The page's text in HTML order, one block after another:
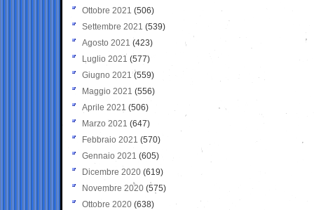
Ottobre 2021 (506)
Settembre 2021 (539)
Agosto 2021 (423)
Luglio 2021 (577)
Giugno 2021(559)
Maggio 2021 (556)
Aprile 2021 (506)
Marzo 2021 (647)
Febbraio 2021 (570)
Gennaio 2021 (605)
Dicembre 2020 (619)
Novembre 2020 (575)
Ottobre 2020 (638)